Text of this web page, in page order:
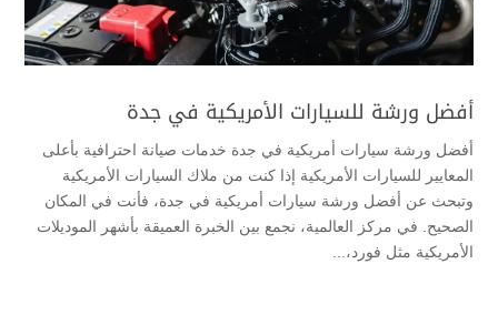
أفضل ورشة للسيارات الأمريكية في جدة
أفضل ورشة سيارات أمريكية في جدة خدمات صيانة احترافية بأعلى
المعايير للسيارات الأمريكية إذا كنت من ملاك السيارات الأمريكية
وتبحث عن أفضل ورشة سيارات أمريكية في جدة، فأنت في المكان
الصحيح. في مركز العالمية، نجمع بين الخبرة العميقة بأشهر الموديلات
الأمريكية مثل فورد،...